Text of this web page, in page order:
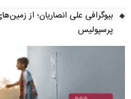
بیوگرافی علی انصاریان؛ از
پرسپولیس